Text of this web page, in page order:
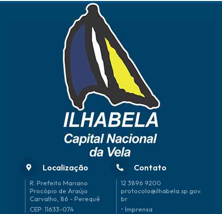
Localização
R. Prefeito Mariano
Procópio de Araújo
Carvalho, 86 - Perequê
CEP: 11633-074
Contato
12 3896 9200
protocolo@ilhabela.sp.gov.
br
• Imprensa